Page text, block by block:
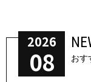
2026
08 おす